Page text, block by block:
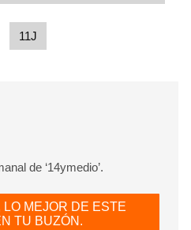
11J
de ‘14ymedio’.
MEJOR DE ESTE
TU BUZÓN.